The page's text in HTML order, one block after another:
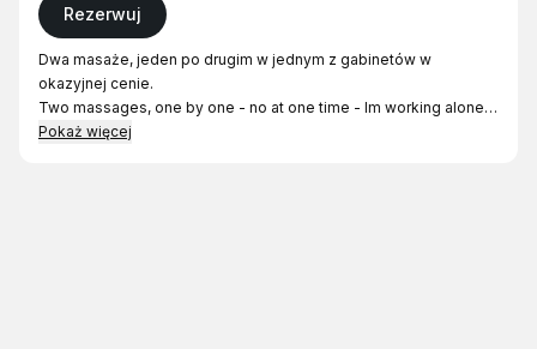
Rezerwuj
Dwa masaże, jeden po drugim w jednym z gabinetów w
okazyjnej cenie.
Two massages, one by one - no at one time - Im working alone :)
Pokaż więcej